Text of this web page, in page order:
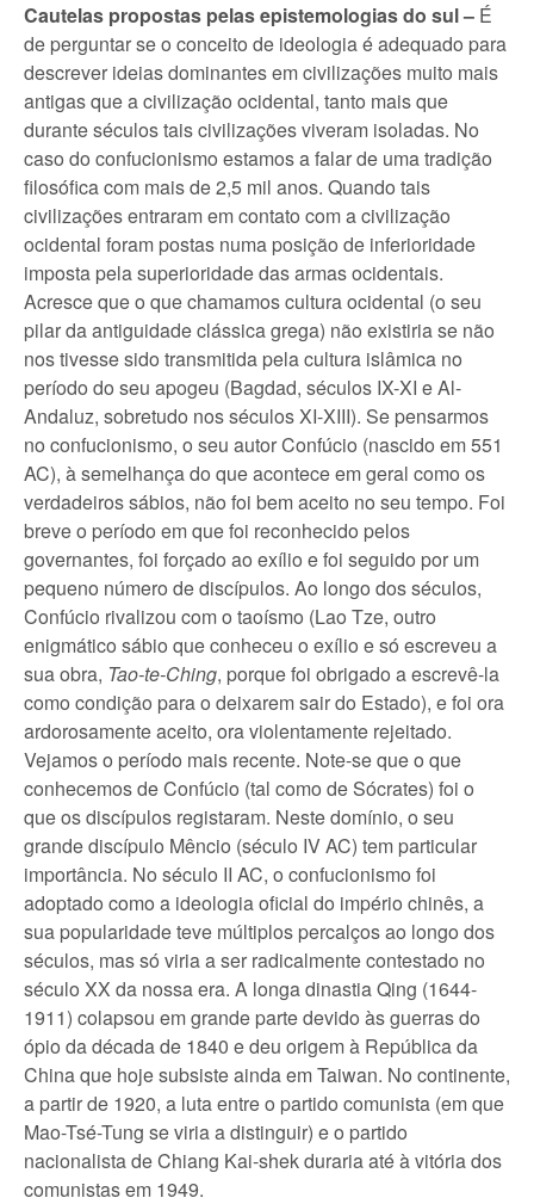
Cautelas propostas pelas epistemologias do sul – É
de perguntar se o conceito de ideologia é adequado para
descrever ideias dominantes em civilizações muito mais
antigas que a civilização ocidental, tanto mais que
durante séculos tais civilizações viveram isoladas. No
caso do confucionismo estamos a falar de uma tradição
filosófica com mais de 2,5 mil anos. Quando tais
civilizações entraram em contato com a civilização
ocidental foram postas numa posição de inferioridade
imposta pela superioridade das armas ocidentais.
Acresce que o que chamamos cultura ocidental (o seu
pilar da antiguidade clássica grega) não existiria se não
nos tivesse sido transmitida pela cultura islâmica no
período do seu apogeu (Bagdad, séculos IX-XI e Al-
Andaluz, sobretudo nos séculos XI-XIII). Se pensarmos
no confucionismo, o seu autor Confúcio (nascido em 551
AC), à semelhança do que acontece em geral como os
verdadeiros sábios, não foi bem aceito no seu tempo. Foi
breve o período em que foi reconhecido pelos
governantes, foi forçado ao exílio e foi seguido por um
pequeno número de discípulos. Ao longo dos séculos,
Confúcio rivalizou com o taoísmo (Lao Tze, outro
enigmático sábio que conheceu o exílio e só escreveu a
sua obra, Tao-te-Ching, porque foi obrigado a escrevê-la
como condição para o deixarem sair do Estado), e foi ora
ardorosamente aceito, ora violentamente rejeitado.
Vejamos o período mais recente. Note-se que o que
conhecemos de Confúcio (tal como de Sócrates) foi o
que os discípulos registaram. Neste domínio, o seu
grande discípulo Mêncio (século IV AC) tem particular
importância. No século II AC, o confucionismo foi
adoptado como a ideologia oficial do império chinês, a
sua popularidade teve múltiplos percalços ao longo dos
séculos, mas só viria a ser radicalmente contestado no
século XX da nossa era. A longa dinastia Qing (1644-
1911) colapsou em grande parte devido às guerras do
ópio da década de 1840 e deu origem à República da
China que hoje subsiste ainda em Taiwan. No continente,
a partir de 1920, a luta entre o partido comunista (em que
Mao-Tsé-Tung se viria a distinguir) e o partido
nacionalista de Chiang Kai-shek duraria até à vitória dos
comunistas em 1949.